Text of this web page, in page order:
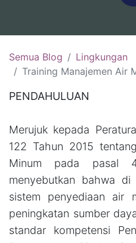
Semua Blog
Lingkungan
Training Manajemen Air Minum Tingkat Muda Sertifikasi BNSP:(12-14 Agustus 2026, Jakarta
PENDAHULUAN
Merujuk kepada
122 Tahun 2015
Minum pada
menyebutkan bahwa di
sistem penyediaan air
peningkatan sumber
standar kompetensi